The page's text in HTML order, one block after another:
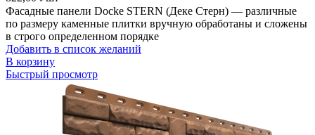
Фасадные панели Docke STERN (Деке Стерн) — различные
по размеру каменные плитки вручную обработаны и сложены
в строго определенном порядке
Добавить в список желаний
В корзину
Быстрый просмотр